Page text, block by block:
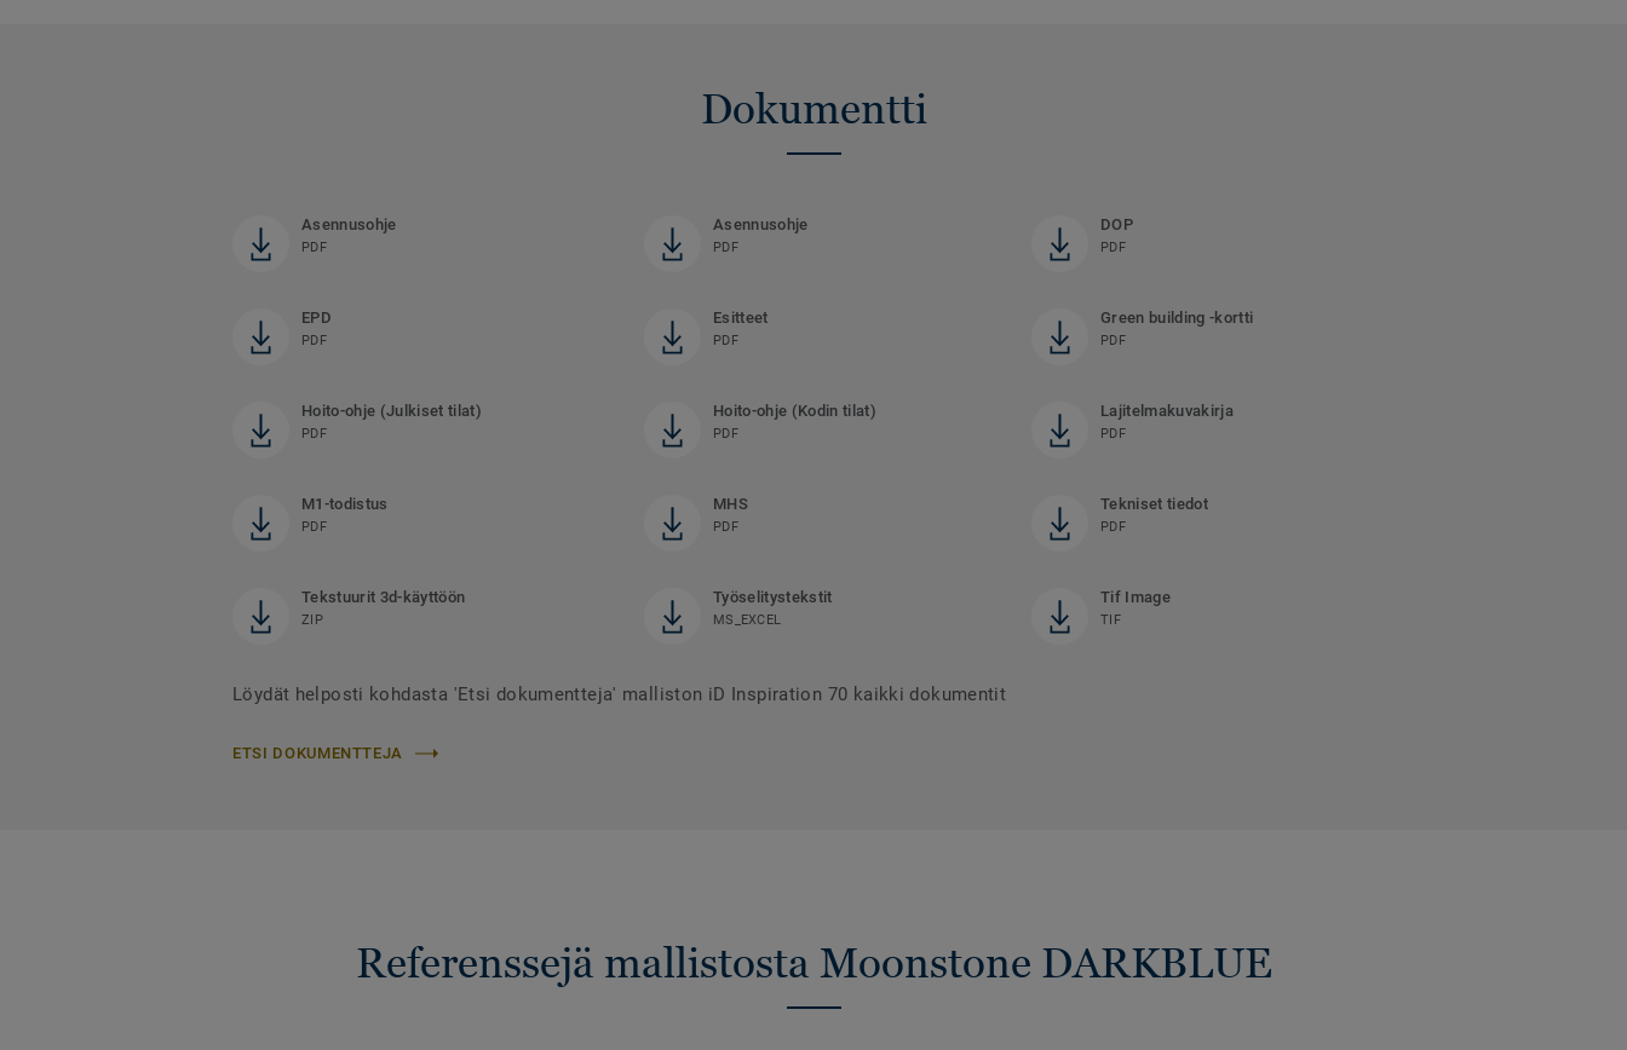
Dokumentti
Asennusohje
PDF
Asennusohje
PDF
DOP
PDF
EPD
PDF
Esitteet
PDF
Green building -kortti
PDF
Hoito-ohje (Julkiset tilat)
PDF
Hoito-ohje (Kodin tilat)
PDF
Lajitelmakuvakirja
PDF
M1-todistus
PDF
MHS
PDF
Tekniset tiedot
PDF
Tekstuurit 3d-käyttöön
ZIP
Työselitystekstit
MS_EXCEL
Tif Image
TIF
Löydät helposti kohdasta 'Etsi dokumentteja' malliston iD Inspiration 70 kaikki dokumentit
ETSI DOKUMENTTEJA
Referenssejä mallistosta Moonstone DARKBLUE